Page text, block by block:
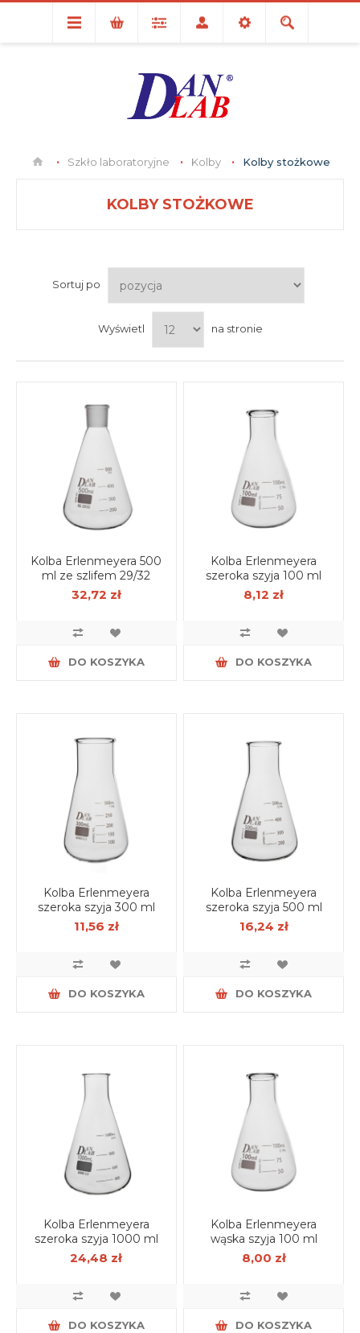
Szkło laboratoryjne Kolby Kolby stożkowe
KOLBY STOŻKOWE
Sortuj po
Wyświetl na stronie
Kolba Erlenmeyera 500
ml ze szlifem 29/32
32,72 zł
DO KOSZYKA
Kolba Erlenmeyera
szeroka szyja 100 ml
8,12 zł
DO KOSZYKA
Kolba Erlenmeyera
szeroka szyja 300 ml
11,56 zł
DO KOSZYKA
Kolba Erlenmeyera
szeroka szyja 500 ml
16,24 zł
DO KOSZYKA
Kolba Erlenmeyera
szeroka szyja 1000 ml
24,48 zł
DO KOSZYKA
Kolba Erlenmeyera
wąska szyja 100 ml
8,00 zł
DO KOSZYKA